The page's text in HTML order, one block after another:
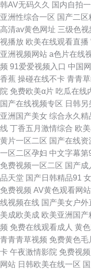
韩AV无码久久 国内自拍
亚洲性综合一区 国产二区
高清av黄色网址 三级色视
视播放 欧美在线观看直播
亚洲视频网站 a色片在线
频 91爱爱视频入口 中国
香蕉 操碰在线不卡 青青
院 免费欧美α片 吃瓜在线
国产在线视频专区 日韩
亚洲国产美女 综合永久精
线 丁香五月激情综合 欧
黄片一区二区 国产在线资
一区二区孕妇 中文字幕第
免费视频一区二区 国产成
品天堂 国产日韩精品91
免费视频 AV黄色观看网站
线视频在线 国产美女户外
美成欧美成 欧美亚洲国产
频 免费在线观看成人 黄
青青青草视频 免费黄色毛
卡 午夜激情影院 免费视
网站 日韩欧美在线一区